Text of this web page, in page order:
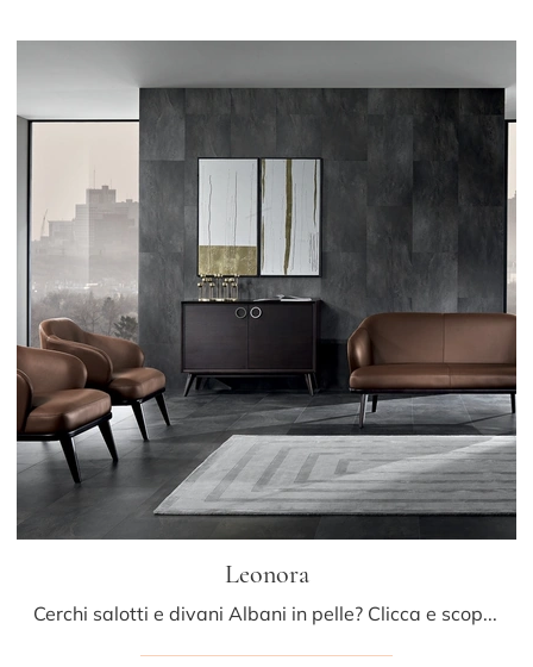
Leonora
Cerchi salotti e divani Albani in pelle? Clicca e scopri di più sul modello Leonora per spazi moderni.